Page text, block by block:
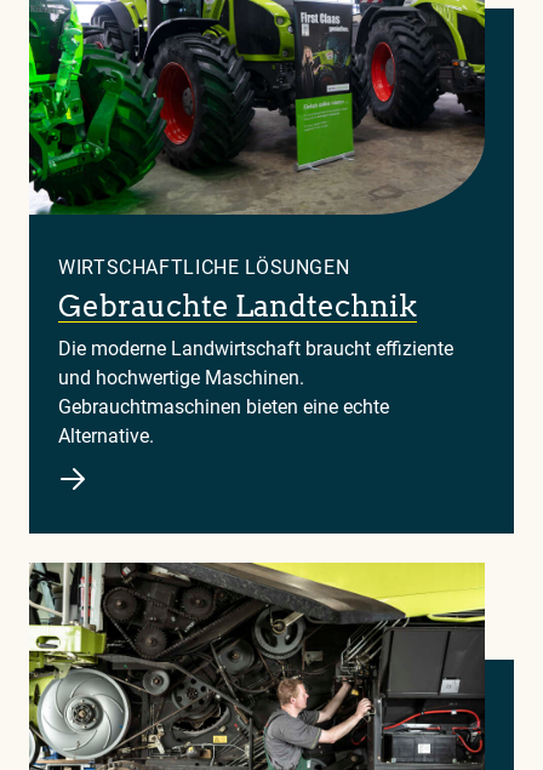
WIRTSCHAFTLICHE LÖSUNGEN
Gebrauchte Landtechnik
Die moderne Landwirtschaft braucht effiziente
und hochwertige Maschinen.
Gebrauchtmaschinen bieten eine echte
Alternative.